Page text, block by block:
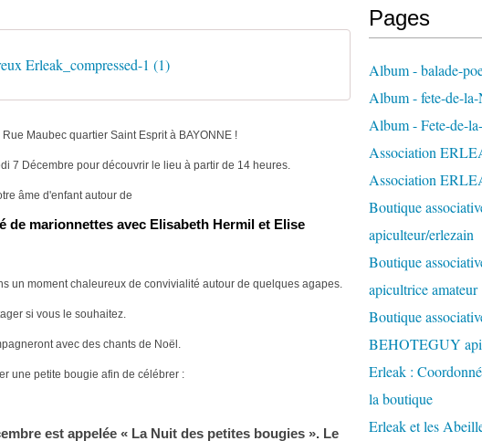
Erleak_compressed-1 (1)
Maubec quartier Saint Esprit à BAYONNE !
7 Décembre pour découvrir le lieu à partir de 14 heures.
âme d'enfant autour de
de marionnettes avec Elisabeth Hermil et Elise
un moment chaleureux de convivialité autour de quelques agapes.
si vous le souhaitez.
avec des chants de Noël.
une petite bougie afin de célébrer :
est appelée « La Nuit des petites bougies ». Le
Pages
Album - balade-
Album - fete-de-
Album - Fete-de-
Association
Association
Boutique
apiculteur/erlezain
Boutique
apicultrice amateur
Boutique
BEHOTEGUY
Erleak :
la boutique
Erleak et les